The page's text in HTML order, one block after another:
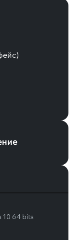
10 64 bits